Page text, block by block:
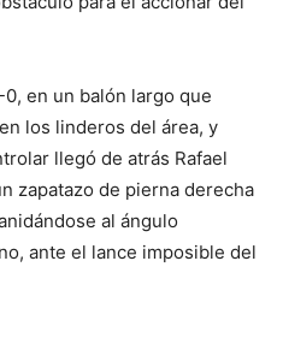
0, en un balón largo que
los linderos del área, y
llegó de atrás Rafael
zapatazo de pierna derecha
al ángulo
ante el lance imposible del